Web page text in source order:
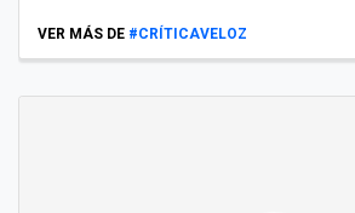
VER MÁS DE #CRÍTICAVELOZ